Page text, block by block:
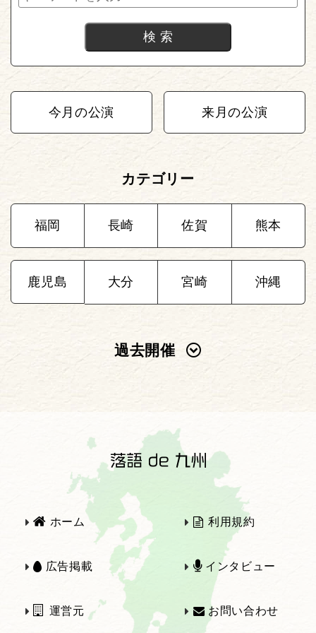
今月の公演 来月の公演
カテゴリー
福岡 長崎 佐賀 熊本
鹿児島 大分 宮崎 沖縄
過去開催
2022年
2021年 2020年
2019年 2018年
2017年 2016年
ホーム 利用規約
広告掲載 インタビュー
運営元 お問い合わせ